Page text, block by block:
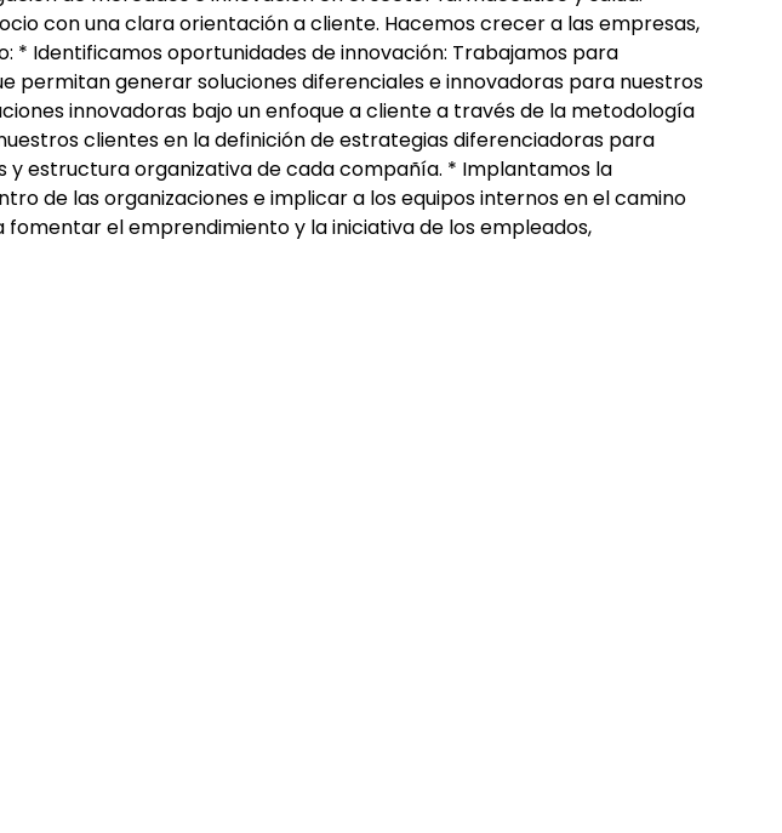
con una clara orientación a cliente. Hacemos crecer a las empresas,
* Identificamos oportunidades de innovación: Trabajamos para
permitan generar soluciones diferenciales e innovadoras para nuestros
innovadoras bajo un enfoque a cliente a través de la metodología
clientes en la definición de estrategias diferenciadoras para
estructura organizativa de cada compañía. * Implantamos la
de las organizaciones e implicar a los equipos internos en el camino
el emprendimiento y la iniciativa de los empleados,